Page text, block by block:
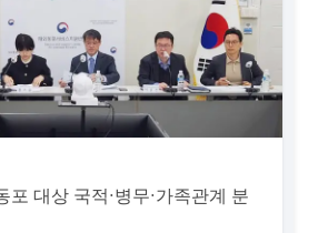
포 대상 국적·병무·가족관계 분